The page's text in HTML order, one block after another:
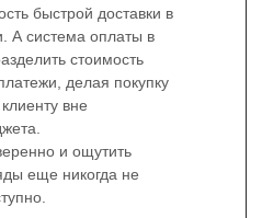
быстрой доставки в
А система оплаты в
стоимость
делая покупку
вне
и ощутить
еще никогда не